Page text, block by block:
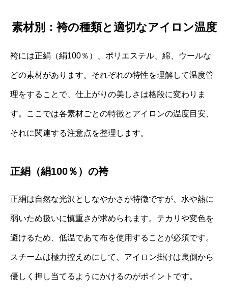
素材別：袴の種類と適切なアイロン温度
袴には正絹（絹100％）、ポリエステル、綿、ウールな
どの素材があります。それぞれの特性を理解して温度管
理をすることで、仕上がりの美しさは格段に変わりま
す。ここでは各素材ごとの特徴とアイロンの温度目安、
それに関連する注意点を整理します。
正絹（絹100％）の袴
正絹は自然な光沢としなやかさが特徴ですが、水や熱に
弱いため扱いに慎重さが求められます。テカリや変色を
避けるため、低温であて布を使用することが必須です。
スチームは極力控えめにして、アイロン掛けは裏側から
優しく押し当てるようにかけるのがポイントです。